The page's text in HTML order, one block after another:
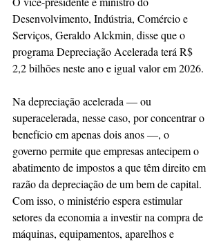
Desenvolvimento, Indústria, Comércio e
Serviços, Geraldo Alckmin, disse que o
programa Depreciação Acelerada terá R$
2,2 bilhões neste ano e igual valor em 2026.
Na depreciação acelerada — ou
superacelerada, nesse caso, por concentrar o
benefício em apenas dois anos ―, o
governo permite que empresas antecipem o
abatimento de impostos a que têm direito em
razão da depreciação de um bem de capital.
Com isso, o ministério espera estimular
setores da economia a investir na compra de
máquinas, equipamentos, aparelhos e